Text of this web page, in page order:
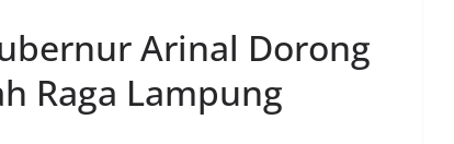
Arinal Dorong
Raga Lampung